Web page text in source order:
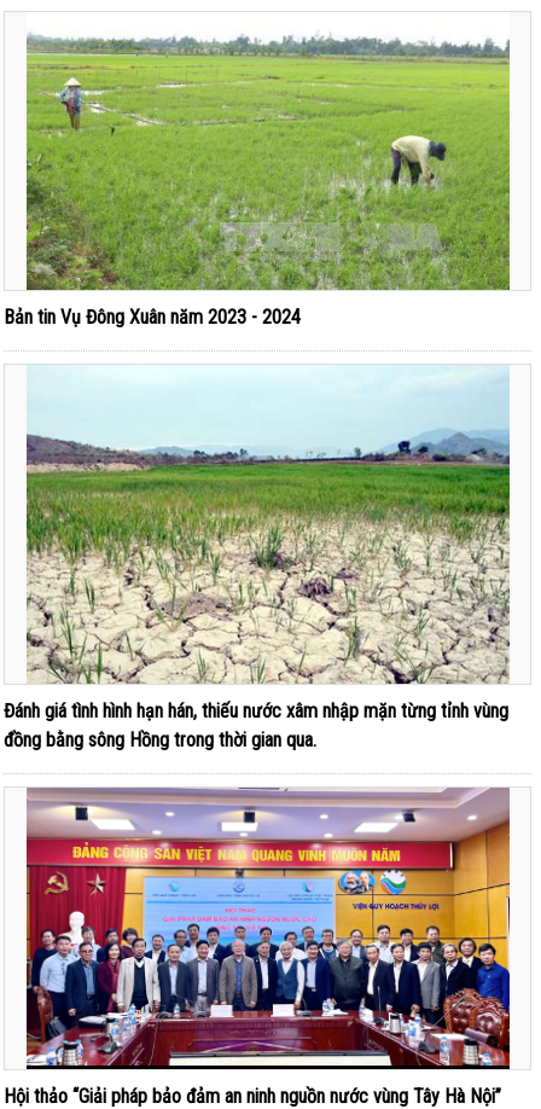
Bản tin Vụ Đông Xuân năm 2023 - 2024
Đánh giá tình hình hạn hán, thiếu nước xâm nhập mặn từng tỉnh vùng
đồng bằng sông Hồng trong thời gian qua.
Hội thảo “Giải pháp bảo đảm an ninh nguồn nước vùng Tây Hà Nội”